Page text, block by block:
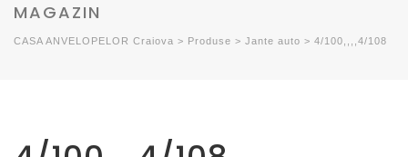
MAGAZIN
CASA ANVELOPELOR Craiova > Produse > Jante auto > 4/100,,,,4/108